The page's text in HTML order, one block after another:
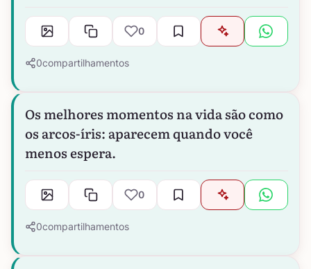
0
0compartilhamentos
Os melhores momentos na vida são como
os arcos-íris: aparecem quando você
menos espera.
0
0compartilhamentos